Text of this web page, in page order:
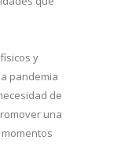
y
pandemia
de
una